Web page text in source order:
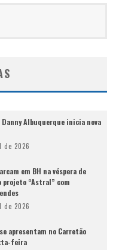
Albuquerque inicia nova
de 2026
em BH na véspera de
projeto “Astral” com
de 2026
apresentam no Carretão
feira